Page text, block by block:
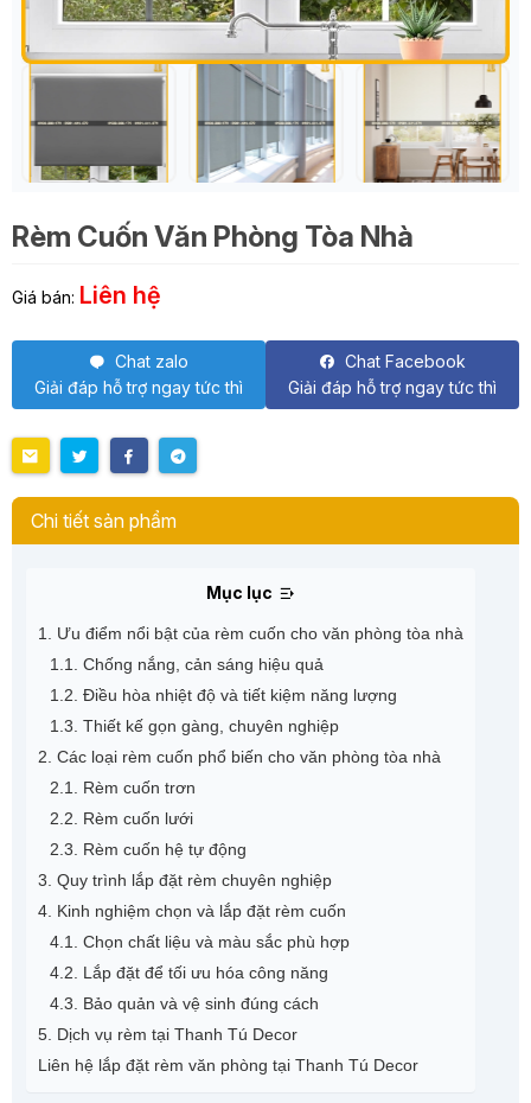
Rèm Cuốn Văn Phòng Tòa Nhà
Giá bán: Liên hệ
Chat zalo
Giải đáp hỗ trợ ngay tức thì
Chat Facebook
Giải đáp hỗ trợ ngay tức thì
Chi tiết sản phẩm
Mục lục
1. Ưu điểm nổi bật của rèm cuốn cho văn phòng tòa nhà
1.1. Chống nắng, cản sáng hiệu quả
1.2. Điều hòa nhiệt độ và tiết kiệm năng lượng
1.3. Thiết kế gọn gàng, chuyên nghiệp
2. Các loại rèm cuốn phổ biến cho văn phòng tòa nhà
2.1. Rèm cuốn trơn
2.2. Rèm cuốn lưới
2.3. Rèm cuốn hệ tự động
3. Quy trình lắp đặt rèm chuyên nghiệp
4. Kinh nghiệm chọn và lắp đặt rèm cuốn
4.1. Chọn chất liệu và màu sắc phù hợp
4.2. Lắp đặt để tối ưu hóa công năng
4.3. Bảo quản và vệ sinh đúng cách
5. Dịch vụ rèm tại Thanh Tú Decor
Liên hệ lắp đặt rèm văn phòng tại Thanh Tú Decor